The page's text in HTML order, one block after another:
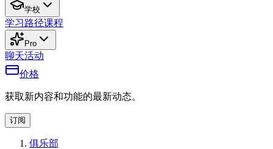
学校
学习路径课程
Pro
聊天活动
价格
获取新内容和功能的最新动态。
订阅
俱乐部